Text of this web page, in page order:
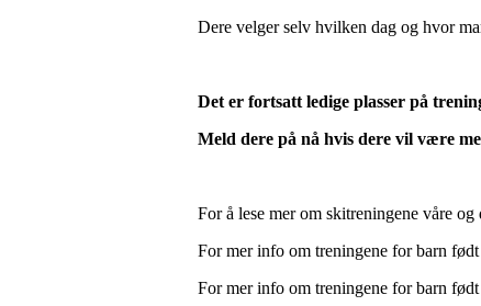
Dere velger selv hvilken dag og hvor
Det er fortsatt ledige plasser på
Meld dere på nå hvis dere vil være
For å lese mer om skitreningene våre
For mer info om treningene for barn
For mer info om treningene for barn